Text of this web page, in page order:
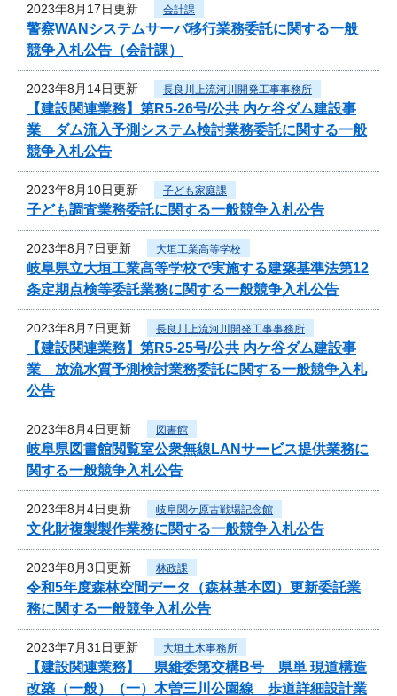
2023年8月17日更新 会計課
警察WANシステムサーバ移行業務委託に関する一般
競争入札公告（会計課）
2023年8月14日更新 長良川上流河川開発工事事務所
【建設関連業務】第R5-26号/公共 内ケ谷ダム建設事
業 ダム流入予測システム検討業務委託に関する一般
競争入札公告
2023年8月10日更新 子ども家庭課
子ども調査業務委託に関する一般競争入札公告
2023年8月7日更新 大垣工業高等学校
岐阜県立大垣工業高等学校で実施する建築基準法第12
条定期点検等委託業務に関する一般競争入札公告
2023年8月7日更新 長良川上流河川開発工事事務所
【建設関連業務】第R5-25号/公共 内ケ谷ダム建設事
業 放流水質予測検討業務委託に関する一般競争入札
公告
2023年8月4日更新 図書館
岐阜県図書館閲覧室公衆無線LANサービス提供業務に
関する一般競争入札公告
2023年8月4日更新 岐阜関ケ原古戦場記念館
文化財複製製作業務に関する一般競争入札公告
2023年8月3日更新 林政課
令和5年度森林空間データ（森林基本図）更新委託業
務に関する一般競争入札公告
2023年7月31日更新 大垣土木事務所
【建設関連業務】 県維委第交構B号 県単 現道構造
改築（一般）（一）木曽三川公園線 歩道詳細設計業